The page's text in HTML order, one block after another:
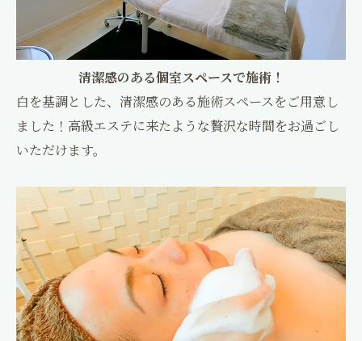
清潔感のある個室スペースで施術！
白を基調とした、清潔感のある施術スペースをご用意し
ました！高級エステに来たような贅沢な時間をお過ごし
いただけます。